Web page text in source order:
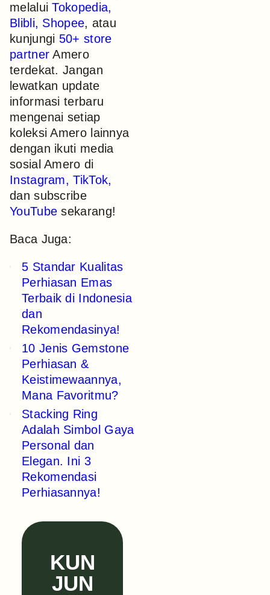
melaluiTokopedia,
Blibli, Shopee, atau
kunjungi 50+ store
partner Amero
terdekat. Jangan
lewatkan update
informasi terbaru
mengenai setiap
koleksi Amero lainnya
dengan ikuti media
sosial Amero di
Instagram,TikTok,
dan subscribe
YouTube sekarang!
Baca Juga:
5 Standar Kualitas
Perhiasan Emas
Terbaik di Indonesia
dan
Rekomendasinya!
10 Jenis Gemstone
Perhiasan &
Keistimewaannya,
Mana Favoritmu?
Stacking Ring
Adalah Simbol Gaya
Personal dan
Elegan. Ini 3
Rekomendasi
Perhiasannya!
KUN
JUN